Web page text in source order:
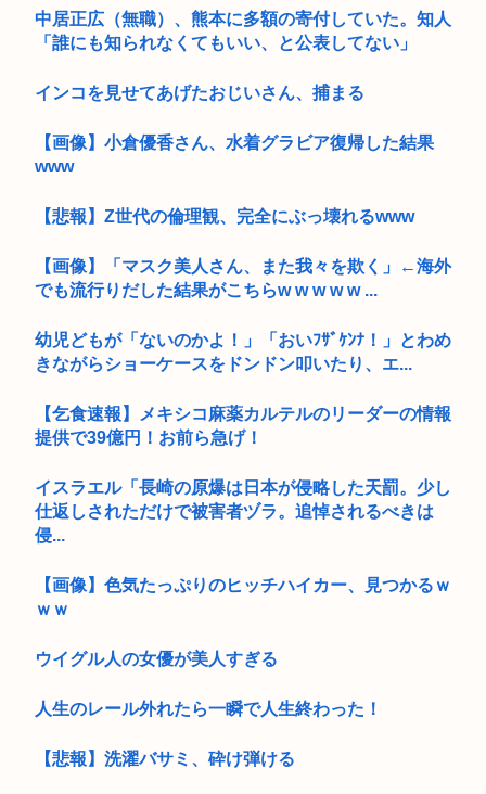
中居正広（無職）、熊本に多額の寄付していた。知人
「誰にも知られなくてもいい、と公表してない」
インコを見せてあげたおじいさん、捕まる
【画像】小倉優香さん、水着グラビア復帰した結果
www
【悲報】Z世代の倫理観、完全にぶっ壊れるwww
【画像】「マスク美人さん、また我々を欺く」←海外
でも流行りだした結果がこちらw w w w w ...
幼児どもが「ないのかよ！」「おいﾌｻﾞｹﾝﾅ！」とわめ
きながらショーケースをドンドン叩いたり、エ...
【乞食速報】メキシコ麻薬カルテルのリーダーの情報
提供で39億円！お前ら急げ！
イスラエル「長崎の原爆は日本が侵略した天罰。少し
仕返しされただけで被害者ヅラ。追悼されるべきは
侵...
【画像】色気たっぷりのヒッチハイカー、見つかるｗ
ｗｗ
ウイグル人の女優が美人すぎる
人生のレール外れたら一瞬で人生終わった！
【悲報】洗濯バサミ、砕け弾ける